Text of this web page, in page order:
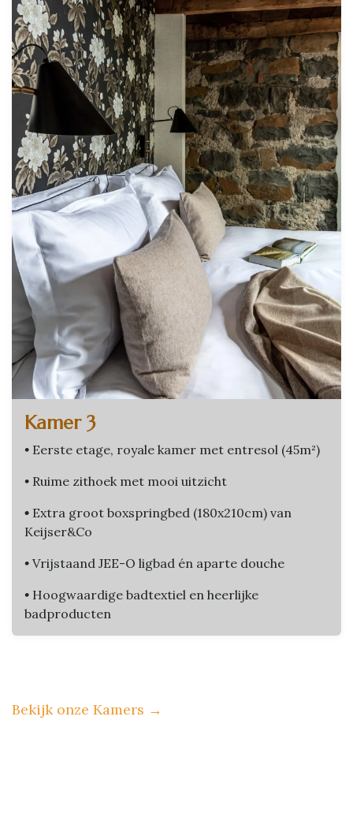
Kamer 3
• Eerste etage, royale kamer met entresol (45m²)
• Ruime zithoek met mooi uitzicht
• Extra groot boxspringbed (180x210cm) van
Keijser&Co
• Vrijstaand JEE-O ligbad én aparte douche
• Hoogwaardige badtextiel en heerlijke
badproducten
Bekijk onze Kamers →